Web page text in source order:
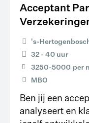
Acceptant
's-
32 - 40 uur
3250-5000 per
MBO
Ben jij een
analyseert en